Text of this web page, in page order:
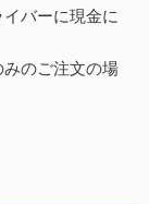
バーに現金に
のご注文の場